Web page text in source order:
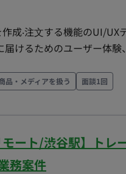
成‧注⽂する機能のUI/UX
リ仕様の作成 などから、
商品開発などのチームメ
に関する体験‧機能 商品
ただくためのコンテンツ
品・メディアを扱う 面談1回
ート/渋谷駅】トレ
務案件